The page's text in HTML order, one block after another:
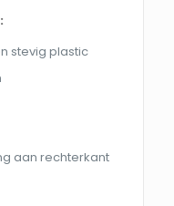
stevig plastic
aan rechterkant